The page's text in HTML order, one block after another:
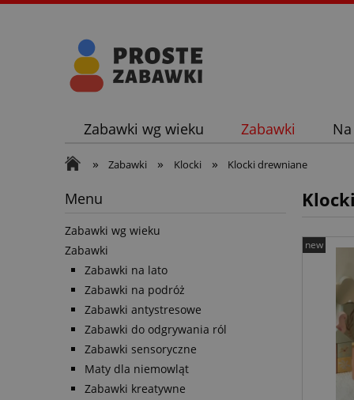
Zabawki wg wieku Zabawki
» Zabawki » Klocki » Klocki drewniane
Menu
Zabawki wg wieku
Zabawki
Zabawki na lato
Zabawki na podróż
Zabawki antystresowe
Zabawki do odgrywania ról
Zabawki sensoryczne
Maty dla niemowląt
Zabawki kreatywne
new